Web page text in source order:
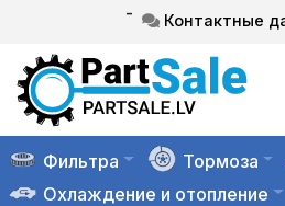
- Контактные
Фильтра Тормоза
Охлаждение и отопление